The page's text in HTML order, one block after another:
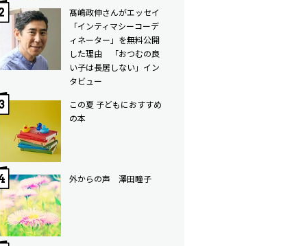
髙嶋政伸さんがエッセイ
「インティマシーコーデ
ィネーター」を無料公開
した理由 「おつむの良
い子は長居しない」イン
タビュー
この夏 子どもにおすすめ
の本
外からの声 澤田瞳子